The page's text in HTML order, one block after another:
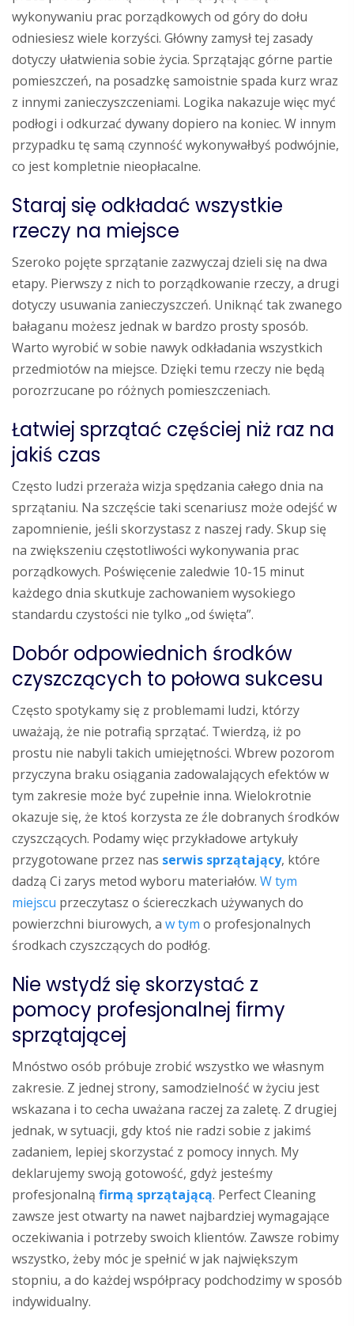
wykonywaniu prac porządkowych od góry do dołu
odniesiesz wiele korzyści. Główny zamysł tej zasady
dotyczy ułatwienia sobie życia. Sprzątając górne partie
pomieszczeń, na posadzkę samoistnie spada kurz wraz
z innymi zanieczyszczeniami. Logika nakazuje więc myć
podłogi i odkurzać dywany dopiero na koniec. W innym
przypadku tę samą czynność wykonywałbyś podwójnie,
co jest kompletnie nieopłacalne.
Staraj się odkładać wszystkie
rzeczy na miejsce
Szeroko pojęte sprzątanie zazwyczaj dzieli się na dwa
etapy. Pierwszy z nich to porządkowanie rzeczy, a drugi
dotyczy usuwania zanieczyszczeń. Uniknąć tak zwanego
bałaganu możesz jednak w bardzo prosty sposób.
Warto wyrobić w sobie nawyk odkładania wszystkich
przedmiotów na miejsce. Dzięki temu rzeczy nie będą
porozrzucane po różnych pomieszczeniach.
Łatwiej sprzątać częściej niż raz na
jakiś czas
Często ludzi przeraża wizja spędzania całego dnia na
sprzątaniu. Na szczęście taki scenariusz może odejść w
zapomnienie, jeśli skorzystasz z naszej rady. Skup się
na zwiększeniu częstotliwości wykonywania prac
porządkowych. Poświęcenie zaledwie 10-15 minut
każdego dnia skutkuje zachowaniem wysokiego
standardu czystości nie tylko „od święta”.
Dobór odpowiednich środków
czyszczących to połowa sukcesu
Często spotykamy się z problemami ludzi, którzy
uważają, że nie potrafią sprzątać. Twierdzą, iż po
prostu nie nabyli takich umiejętności. Wbrew pozorom
przyczyna braku osiągania zadowalających efektów w
tym zakresie może być zupełnie inna. Wielokrotnie
okazuje się, że ktoś korzysta ze źle dobranych środków
czyszczących. Podamy więc przykładowe artykuły
przygotowane przez nas serwis sprzątający, które
dadzą Ci zarys metod wyboru materiałów. W tym
miejscu przeczytasz o ściereczkach używanych do
powierzchni biurowych, a w tym o profesjonalnych
środkach czyszczących do podłóg.
Nie wstydź się skorzystać z
pomocy profesjonalnej firmy
sprzątającej
Mnóstwo osób próbuje zrobić wszystko we własnym
zakresie. Z jednej strony, samodzielność w życiu jest
wskazana i to cecha uważana raczej za zaletę. Z drugiej
jednak, w sytuacji, gdy ktoś nie radzi sobie z jakimś
zadaniem, lepiej skorzystać z pomocy innych. My
deklarujemy swoją gotowość, gdyż jesteśmy
profesjonalną firmą sprzątającą. Perfect Cleaning
zawsze jest otwarty na nawet najbardziej wymagające
oczekiwania i potrzeby swoich klientów. Zawsze robimy
wszystko, żeby móc je spełnić w jak największym
stopniu, a do każdej współpracy podchodzimy w sposób
indywidualny.